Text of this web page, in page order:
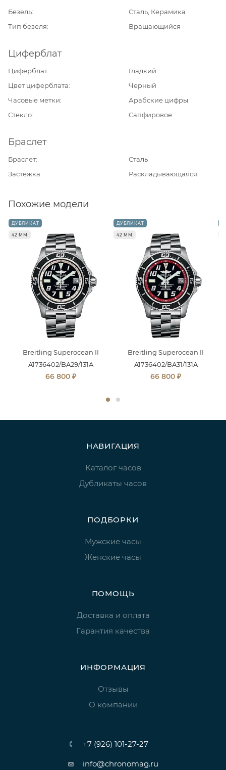
Безель
Сталь, Керамика
Тип безеля
Вращающийся
Циферблат
Циферблат
Гладкий
Цвет циферблата
Черный
Часовые метки
Арабские цифры
Стекло
Сапфировое
Браслет
Браслет
Сталь
Застежка
Раскладывающаяся
Похожие модели
ДУБЛИКАТ
42 ММ
Breitling Superocean II
A1736402/BA29/131A
66 800 ₽
ДУБЛИКАТ
42 ММ
Breitling Superocean II
A1736402/BA31/131A
66 800 ₽
НАВИГАЦИЯ
Каталог часов
Дубликаты часов
ПОДБОРКИ
Мужские часы
Женские часы
ПОМОЩЬ
Доставка и оплата
Гарантия качества
ИНФОРМАЦИЯ
Отзывы
О компании
+7 (926) 101-27-27
info@chronomag.ru